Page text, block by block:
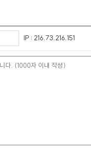
IP : 216.73.216.151